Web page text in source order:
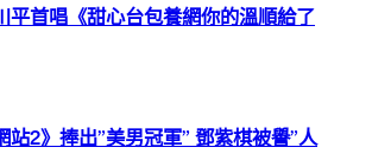
平首唱《甜心台包養網你的溫順給了
站2》捧出”美男冠軍” 鄧紫棋被譽”人